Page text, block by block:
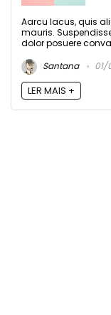
Aarcu lacus, quis
mauris.
dolor posuere
Santana
01/
LER MAIS +